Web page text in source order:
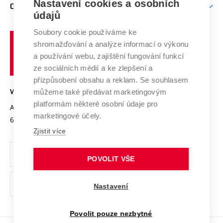
E-přihláška
Doktorské studium
Podpora podnikání
Mezinárodní vědecká rada
Systém zajišťování kvality výzkumu
Výzkumné infrastruktury
Transfer znalostí
Open Science
Projekty
Projekty ze strukturálních fondů
Specifický výzkum
Zahraniční spolupráce
Spolupráce se školami
Služby univerzity
Mezinárodní dohody
Univerzitní sítě
O UNIVERZITĚ
Profil univerzity
Udržitelná univerzita
Podnikavá univerzita / ContriBUTe
Bezpečná univerzita
Vyznamenání
Organizační struktura
Ochrana osobních údajů
odkaz)
učení
technické
VYSOKÉ UČENÍ TECHNICKÉ V BRNĚ
Antonínská 548/1
602 00 Brno
www.vut.cz
vut@vutbr.cz
Nastavení cookies a osobních
údajů
Soubory cookie používáme ke
shromažďování a analýze informací o výkonu
a používání webu, zajištění fungování funkcí
ze sociálních médií a ke zlepšení a
přizpůsobení obsahu a reklam. Se souhlasem
můžeme také předávat marketingovým
platformám některé osobní údaje pro
marketingové účely.
Zjistit více
POVOLIT VŠE
Nastavení
Povolit pouze nezbytné